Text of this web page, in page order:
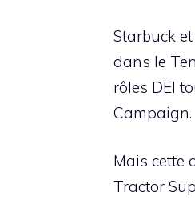
Starbuck
dans le
rôles DEI
Campaign.
Mais cette
Tractor